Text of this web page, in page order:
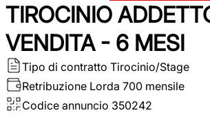
TIROCINIO
VENDITA - 6 MESI
Tipo di contratto Tirocinio/Stage
Retribuzione Lorda 700 mensile
Codice annuncio 350242